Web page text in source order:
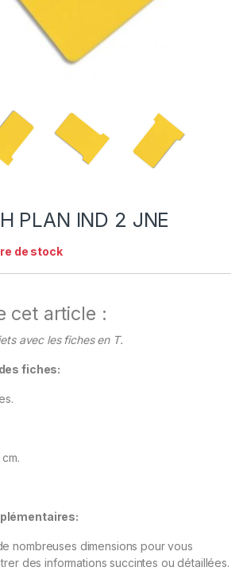
PLAN IND 2 JNE
de stock
cet article :
avec les fiches en T.
fiches:
nombreuses dimensions pour vous
des informations succintes ou détaillées.